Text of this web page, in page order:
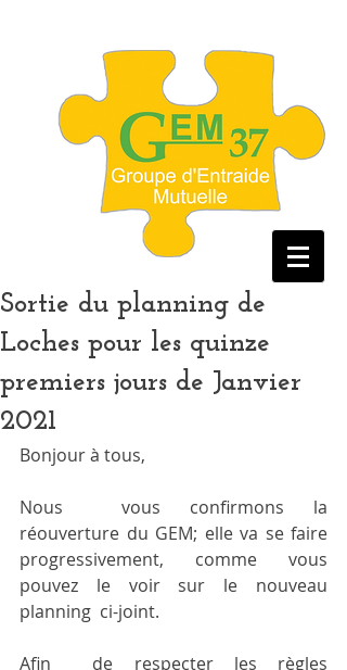
Sortie du planning de
Loches pour les quinze
premiers jours de Janvier
2021
Bonjour à tous,
Nous  vous confirmons la
réouverture du GEM; elle va se faire
progressivement, comme vous
pouvez le voir sur le nouveau
planning  ci-joint.
Afin  de respecter les règles